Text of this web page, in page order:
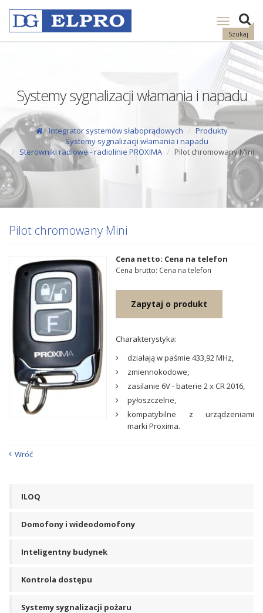
Szukaj
Pokaż
nawigację
Systemy sygnalizacji włamania i napadu
Integrator systemów słaboprądowych
Produkty
Systemy sygnalizacji włamania i napadu
Sterowniki radiowe - radiolinie PROXIMA
Pilot chromowany Mini
Pilot chromowany Mini
Cena netto: Cena na telefon
Cena brutto: Cena na telefon
Zapytaj o produkt
Charakterystyka:
działają w paśmie 433,92 MHz,
zmiennokodowe,
zasilanie 6V - baterie 2 x CR 2016,
pyłoszczelne,
kompatybilne z urządzeniami
marki Proxima.
Wróć
ILOQ
Domofony i wideodomofony
Inteligentny budynek
Kontrola dostępu
Systemy sygnalizacji pożaru